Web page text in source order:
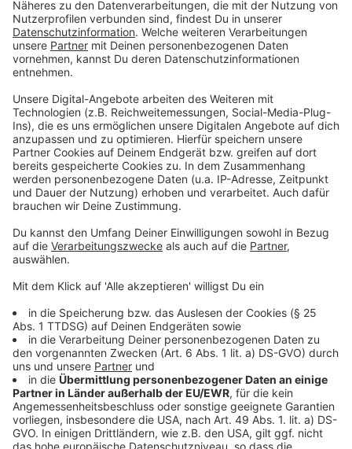
Korzh weiter. In knapp zwei Wochen gibt es dann zwei
ausverkaufte Konzerte der Toten Hosen in der Arena.
Anzeige
Weitere Infos und Links zum Thema:
Anzeige
So haben wir vorab berichtet
So haben wir über die Robbie Williams-Konzerte
berichtet
Max Korzh
Anzeige
Folge uns für mehr News & Updates:
Anzeige